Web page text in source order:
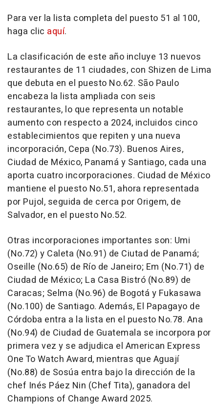
Para ver la lista completa del puesto 51 al 100,
haga clic aquí.
La clasificación de este año incluye 13 nuevos
restaurantes de 11 ciudades, con Shizen de Lima
que debuta en el puesto No.62. São Paulo
encabeza la lista ampliada con seis
restaurantes, lo que representa un notable
aumento con respecto a 2024, incluidos cinco
establecimientos que repiten y una nueva
incorporación, Cepa (No.73). Buenos Aires,
Ciudad de México, Panamá y Santiago, cada una
aporta cuatro incorporaciones. Ciudad de México
mantiene el puesto No.51, ahora representada
por Pujol, seguida de cerca por Origem, de
Salvador, en el puesto No.52.
Otras incorporaciones importantes son: Umi
(No.72) y Caleta (No.91) de Ciutad de Panamá;
Oseille (No.65) de Río de Janeiro; Em (No.71) de
Ciudad de México; La Casa Bistró (No.89) de
Caracas; Selma (No.96) de Bogotá y Fukasawa
(No.100) de Santiago. Además, El Papagayo de
Córdoba entra a la lista en el puesto No.78. Ana
(No.94) de Ciudad de Guatemala se incorpora por
primera vez y se adjudica el American Express
One To Watch Award, mientras que Aguají
(No.88) de Sosúa entra bajo la dirección de la
chef Inés Páez Nin (Chef Tita), ganadora del
Champions of Change Award 2025.